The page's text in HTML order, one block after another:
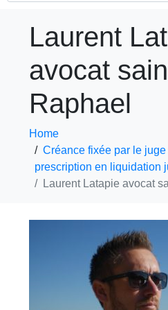
Laurent
avocat
Raphael
Home
Créance fixée par le juge
prescription en liquidation
Laurent Latapie avocat